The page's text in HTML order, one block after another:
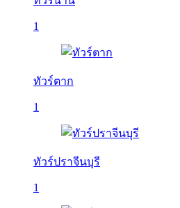
1
ทัวร์ตาก
1
ทัวร์ปราจีนบุรี
1